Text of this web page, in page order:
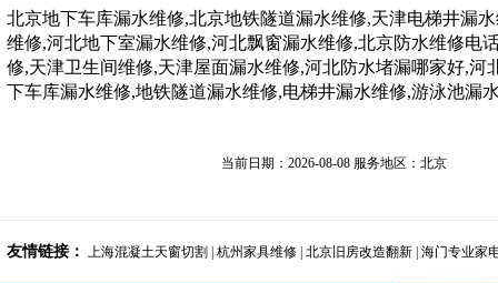
北京地下车库漏水维修,北京地铁隧道漏水维修,天津电梯井漏
维修,河北地下室漏水维修,河北飘窗漏水维修,北京防水维修电
修,天津卫生间维修,天津屋面漏水维修,河北防水堵漏哪家好,河
下车库漏水维修,地铁隧道漏水维修,电梯井漏水维修,游泳池漏
当前日期：2026-08-08 服务地区：北京
友情链接： 上海混凝土天窗切割 | 杭州家具维修 | 北京旧房改造翻新 | 海门专业家